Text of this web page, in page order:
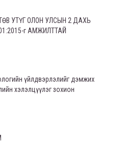
УТҮГ ОЛОН УЛСЫН 2 ДАХЬ
г АМЖИЛТТАЙ
үйлдвэрлэлийг дэмжих
хэлэлцүүлэг зохион